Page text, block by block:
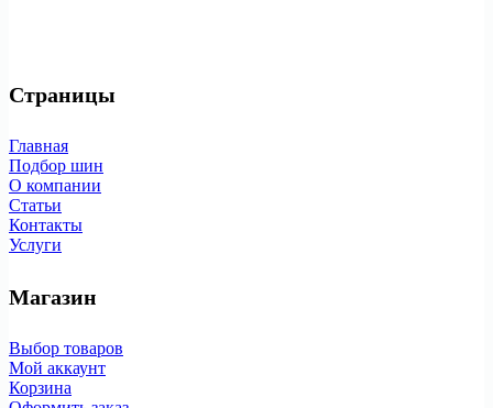
Страницы
Главная
Подбор шин
О компании
Статьи
Контакты
Услуги
Магазин
Выбор товаров
Мой аккаунт
Корзина